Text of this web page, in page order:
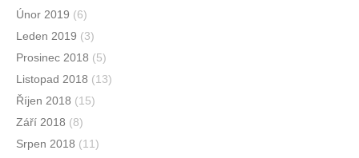
Únor 2019 (6)
Leden 2019 (3)
Prosinec 2018 (5)
Listopad 2018 (13)
Říjen 2018 (15)
Září 2018 (8)
Srpen 2018 (11)